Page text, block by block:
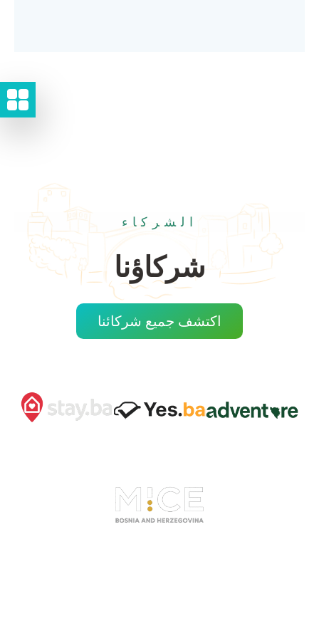
الشركاء
شركاؤنا
اكتشف جميع شركائنا